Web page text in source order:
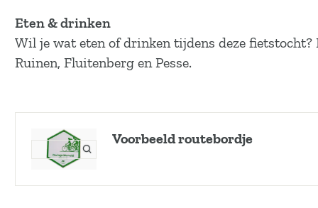
Eten & drinken
Wil je wat eten of drinken tijdens deze
Ruinen, Fluitenberg en Pesse.
Voorbeeld routebordje
O
e